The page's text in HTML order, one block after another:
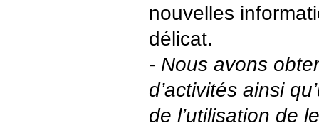
nouvelles
délicat.
- Nous avons
d’activités ainsi
de l’utilisation de